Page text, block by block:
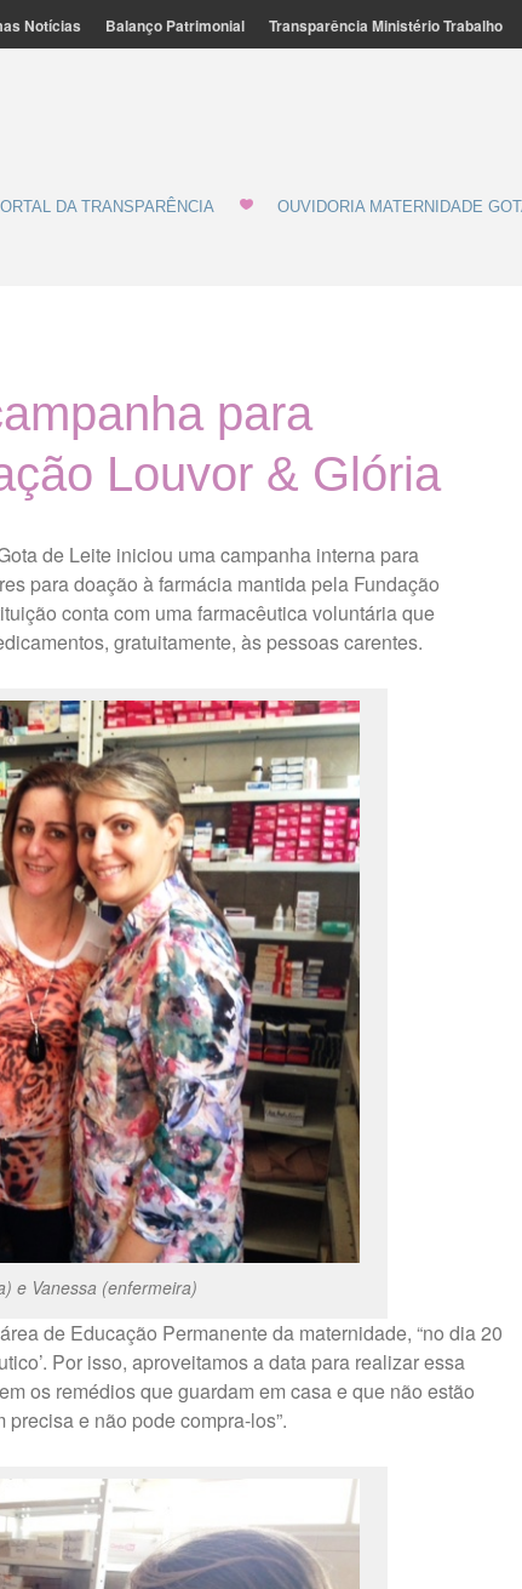
Notícias Balanço Patrimonial Transparência Ministério Trabalho
DA TRANSPARÊNCIA OUVIDORIA MATERNIDADE
para
Louvor & Glória
de Leite iniciou uma campanha interna para
para doação à farmácia mantida pela Fundação
conta com uma farmacêutica voluntária que
gratuitamente, às pessoas carentes.
e Vanessa (enfermeira)
de Educação Permanente da maternidade, “no dia 20
Por isso, aproveitamos a data para realizar essa
os remédios que guardam em casa e que não estão
e não pode compra-los”.